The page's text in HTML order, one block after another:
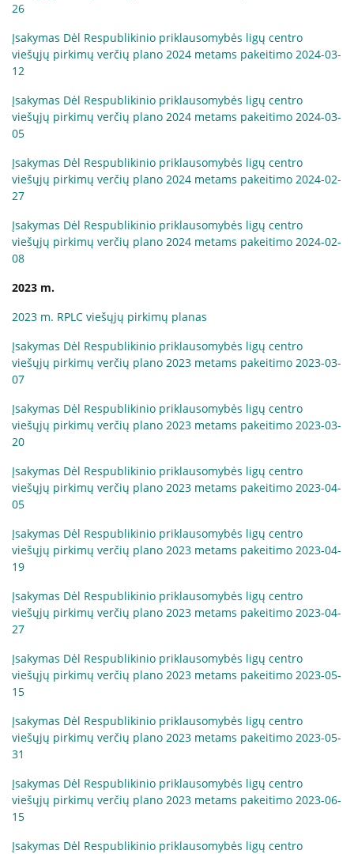
26
Įsakymas Dėl Respublikinio priklausomybės ligų centro
viešųjų pirkimų verčių plano 2024 metams pakeitimo 2024-03-
12
Įsakymas Dėl Respublikinio priklausomybės ligų centro
viešųjų pirkimų verčių plano 2024 metams pakeitimo 2024-03-
05
Įsakymas Dėl Respublikinio priklausomybės ligų centro
viešųjų pirkimų verčių plano 2024 metams pakeitimo 2024-02-
27
Įsakymas Dėl Respublikinio priklausomybės ligų centro
viešųjų pirkimų verčių plano 2024 metams pakeitimo 2024-02-
08
2023 m.
2023 m. RPLC viešųjų pirkimų planas
Įsakymas Dėl Respublikinio priklausomybės ligų centro
viešųjų pirkimų verčių plano 2023 metams pakeitimo 2023-03-
07
Įsakymas Dėl Respublikinio priklausomybės ligų centro
viešųjų pirkimų verčių plano 2023 metams pakeitimo 2023-03-
20
Įsakymas Dėl Respublikinio priklausomybės ligų centro
viešųjų pirkimų verčių plano 2023 metams pakeitimo 2023-04-
05
Įsakymas Dėl Respublikinio priklausomybės ligų centro
viešųjų pirkimų verčių plano 2023 metams pakeitimo 2023-04-
19
Įsakymas Dėl Respublikinio priklausomybės ligų centro
viešųjų pirkimų verčių plano 2023 metams pakeitimo 2023-04-
27
Įsakymas Dėl Respublikinio priklausomybės ligų centro
viešųjų pirkimų verčių plano 2023 metams pakeitimo 2023-05-
15
Įsakymas Dėl Respublikinio priklausomybės ligų centro
viešųjų pirkimų verčių plano 2023 metams pakeitimo 2023-05-
31
Įsakymas Dėl Respublikinio priklausomybės ligų centro
viešųjų pirkimų verčių plano 2023 metams pakeitimo 2023-06-
15
Įsakymas Dėl Respublikinio priklausomybės ligų centro